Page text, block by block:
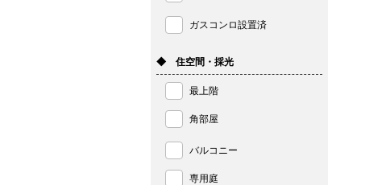
ガスコンロ設置済
◆ 住空間・採光
最上階
角部屋
バルコニー
専用庭